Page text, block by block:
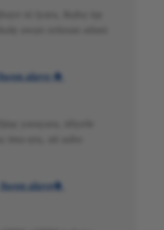
Awọn alaye 
Awọn alaye